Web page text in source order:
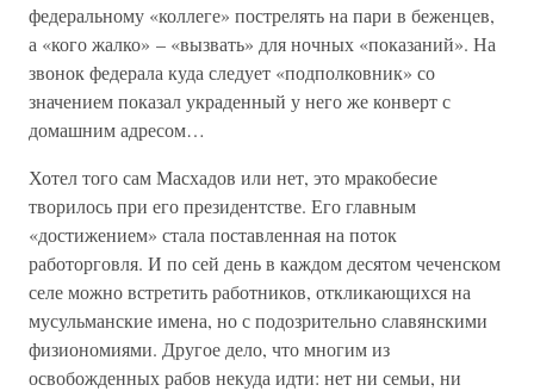
федеральному «коллеге» пострелять на пари в беженцев,
а «кого жалко» – «вызвать» для ночных «показаний». На
звонок федерала куда следует «подполковник» со
значением показал украденный у него же конверт с
домашним адресом…
Хотел того сам Масхадов или нет, это мракобесие
творилось при его президентстве. Его главным
«достижением» стала поставленная на поток
работорговля. И по сей день в каждом десятом чеченском
селе можно встретить работников, откликающихся на
мусульманские имена, но с подозрительно славянскими
физиономиями. Другое дело, что многим из
освобожденных рабов некуда идти: нет ни семьи, ни